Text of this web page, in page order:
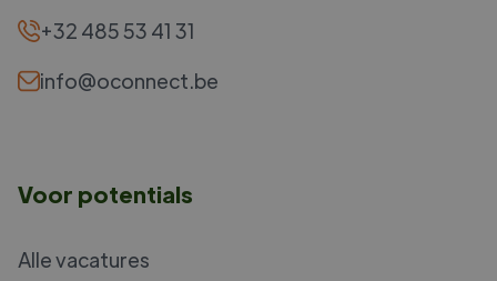
+32 485 53 41 31
info@oconnect.be
Voor potentials
Alle vacatures